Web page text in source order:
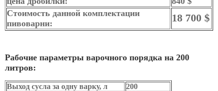
Стоимость данной комплектации
пивоварни:
18 700 $
Рабочие параметры варочного порядка на 200
литров:
Выход сусла за одну варку, л
200